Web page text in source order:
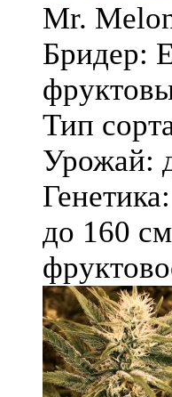
Mr.
Бридер:
Тип
Урожай:
до 160